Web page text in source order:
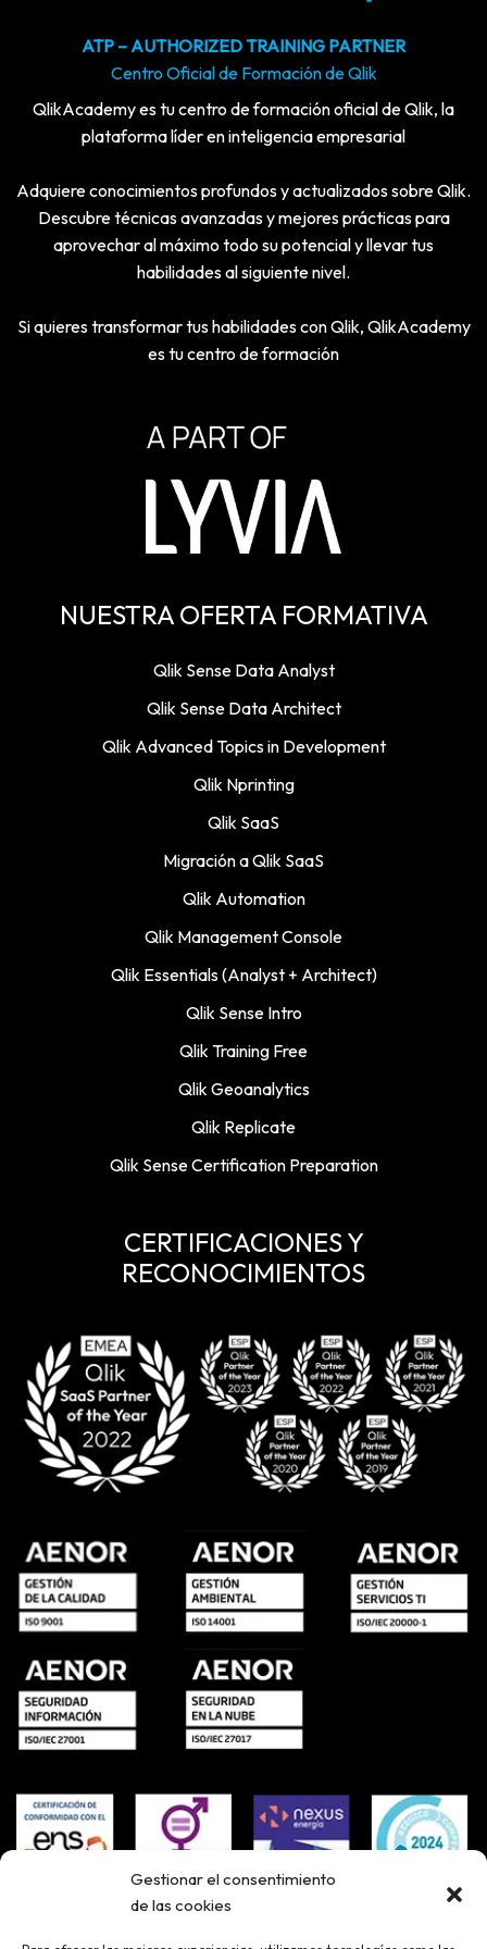
Gestionar el consentimiento
de las cookies
ATP – AUTHORIZED TRAINING PARTNER
Centro Oficial de Formación de Qlik
QlikAcademy es tu centro de formación oficial de Qlik, la
plataforma líder en inteligencia empresarial
Adquiere conocimientos profundos y actualizados sobre Qlik.
Descubre técnicas avanzadas y mejores prácticas para
aprovechar al máximo todo su potencial y llevar tus
habilidades al siguiente nivel.
Si quieres transformar tus habilidades con Qlik, QlikAcademy
es tu centro de formación
NUESTRA OFERTA FORMATIVA
Qlik Sense Data Analyst
Qlik Sense Data Architect
Qlik Advanced Topics in Development
Qlik Nprinting
Qlik SaaS
Migración a Qlik SaaS
Qlik Automation
Qlik Management Console
Qlik Essentials (Analyst + Architect)
Qlik Sense Intro
Qlik Training Free
Qlik Geoanalytics
Qlik Replicate
Qlik Sense Certification Preparation
CERTIFICACIONES Y
RECONOCIMIENTOS